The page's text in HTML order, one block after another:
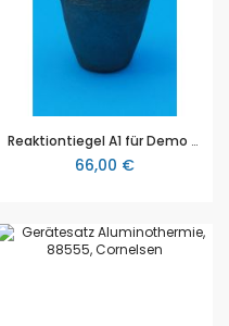
Reaktiontiegel A1 für Demo - Baukasten Thermit - Versuch (Aluminothermie)
66,00 €